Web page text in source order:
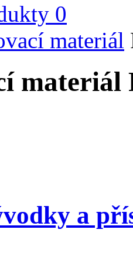
0
materiál
materiál
a